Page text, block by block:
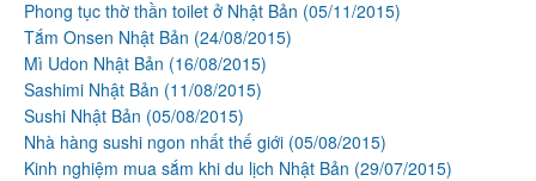
Phong tục thờ thần toilet ở Nhật Bản (05/11/2015)
Tắm Onsen Nhật Bản (24/08/2015)
Mì Udon Nhật Bản (16/08/2015)
Sashimi Nhật Bản (11/08/2015)
Sushi Nhật Bản (05/08/2015)
Nhà hàng sushi ngon nhất thế giới (05/08/2015)
Kinh nghiệm mua sắm khi du lịch Nhật Bản (29/07/2015)